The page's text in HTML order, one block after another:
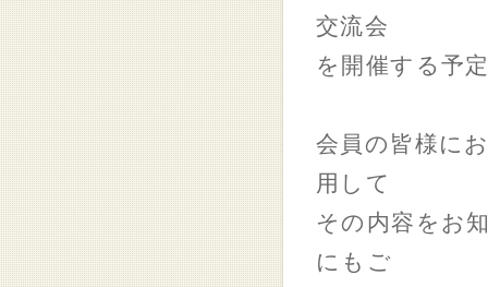
交流会
を開催する予
会員の皆様に
用して
その内容をお
にもご